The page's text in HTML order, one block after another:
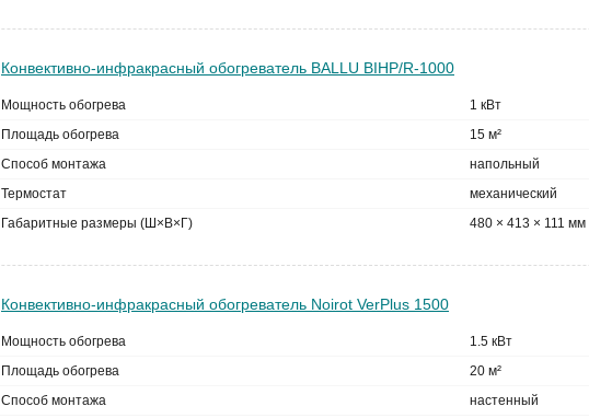
Конвективно-инфракрасный обогреватель BALLU BIHP/R-1000
Мощность обогрева
1 кВт
Площадь обогрева
15 м²
Способ монтажа
напольный
Термостат
механический
Габаритные размеры (Ш×В×Г)
480 × 413 × 111 мм
Конвективно-инфракрасный обогреватель Noirot VerPlus 1500
Мощность обогрева
1.5 кВт
Площадь обогрева
20 м²
Способ монтажа
настенный